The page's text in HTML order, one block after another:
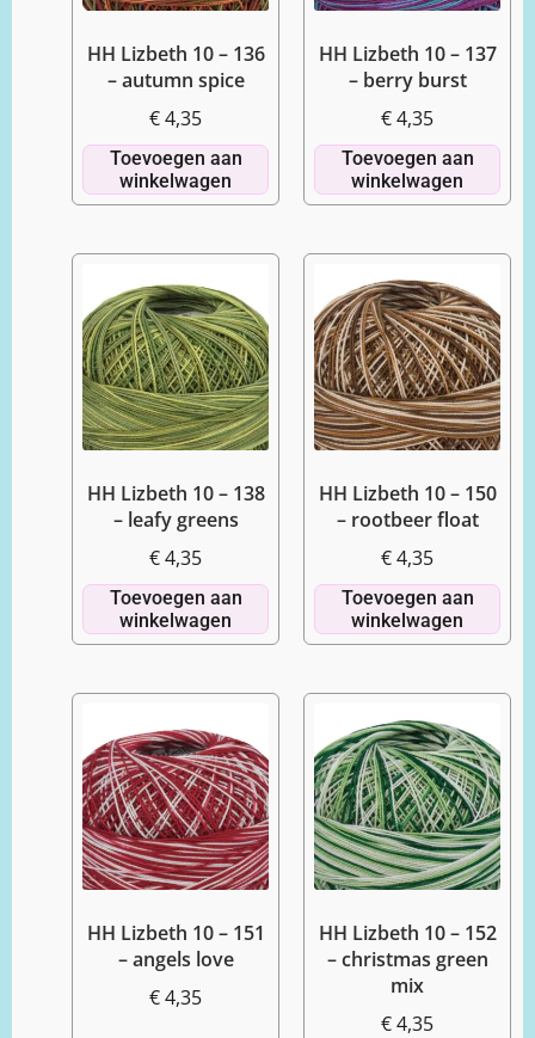
HH Lizbeth 10 – 136
– autumn spice
€4,35
Toevoegen aan
winkelwagen
HH Lizbeth 10 – 137
– berry burst
€4,35
Toevoegen aan
winkelwagen
HH Lizbeth 10 – 138
– leafy greens
€4,35
Toevoegen aan
winkelwagen
HH Lizbeth 10 – 150
– rootbeer float
€4,35
Toevoegen aan
winkelwagen
HH Lizbeth 10 – 151
– angels love
€4,35
HH Lizbeth 10 – 152
– christmas green
mix
€4,35